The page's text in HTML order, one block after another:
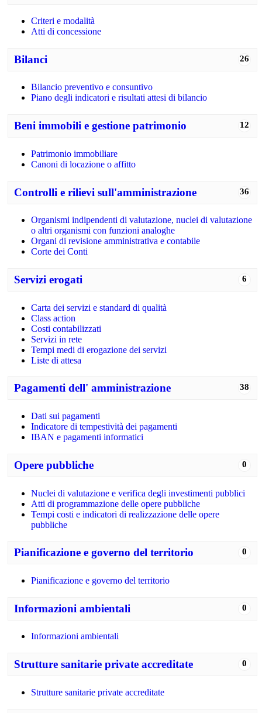
Criteri e modalità
Atti di concessione
26
Bilanci
Bilancio preventivo e consuntivo
Piano degli indicatori e risultati attesi di bilancio
12
Beni immobili e gestione patrimonio
Patrimonio immobiliare
Canoni di locazione o affitto
36
Controlli e rilievi sull'amministrazione
Organismi indipendenti di valutazione, nuclei di valutazione
o altri organismi con funzioni analoghe
Organi di revisione amministrativa e contabile
Corte dei Conti
6
Servizi erogati
Carta dei servizi e standard di qualità
Class action
Costi contabilizzati
Servizi in rete
Tempi medi di erogazione dei servizi
Liste di attesa
38
Pagamenti dell' amministrazione
Dati sui pagamenti
Indicatore di tempestività dei pagamenti
IBAN e pagamenti informatici
0
Opere pubbliche
Nuclei di valutazione e verifica degli investimenti pubblici
Atti di programmazione delle opere pubbliche
Tempi costi e indicatori di realizzazione delle opere
pubbliche
0
Pianificazione e governo del territorio
Pianificazione e governo del territorio
0
Informazioni ambientali
Informazioni ambientali
0
Strutture sanitarie private accreditate
Strutture sanitarie private accreditate